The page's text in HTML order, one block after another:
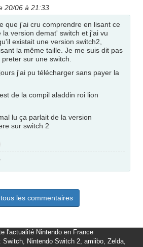
20/06 à 21:33
que j'ai cru comprendre en lisant ce
la version demat' switch et j'ai vu
existait une version switch2,
la même taille. Je me suis dit pas
sur une switch.
j'ai pu télécharger sans payer la
de la compil aladdin roi lion
lu ça parlait de la version
sur switch 2
les commentaires
l'actualité Nintendo en France
Switch, Nintendo Switch 2, amiibo, Zelda,